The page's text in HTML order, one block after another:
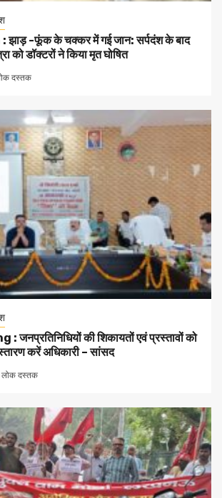
-फूंक के चक्कर में गई जान: सर्पदंश के बाद
को डॉक्टरों ने किया मृत घोषित
दस्तक
की शिकायतों एवं प्रस्तावों को
करें अधिकारी – सांसद
लोक दस्तक